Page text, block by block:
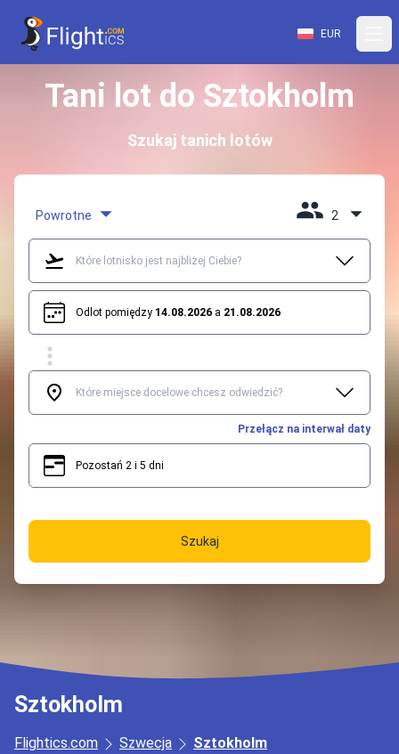
EUR
Tani lot do Sztokholm
Szukaj tanich lotów
Powrotne 2
Odlot pomiędzy 14.08.2026 a 21.08.2026
Przełącz na interwał daty
Pozostań 2 i 5 dni
Szukaj
Sztokholm
Flightics.com Szwecja Sztokholm